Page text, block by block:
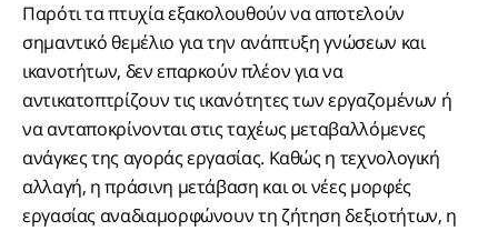
Παρότι τα πτυχία εξακολουθούν να αποτελούν
σημαντικό θεμέλιο για την ανάπτυξη γνώσεων και
ικανοτήτων, δεν επαρκούν πλέον για να
αντικατοπτρίζουν τις ικανότητες των εργαζομένων ή
να ανταποκρίνονται στις ταχέως μεταβαλλόμενες
ανάγκες της αγοράς εργασίας. Καθώς η τεχνολογική
αλλαγή, η πράσινη μετάβαση και οι νέες μορφές
εργασίας αναδιαμορφώνουν τη ζήτηση δεξιοτήτων, η